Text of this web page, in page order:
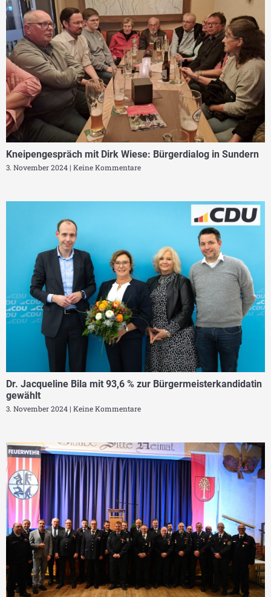
Kneipengespräch mit Dirk Wiese: Bürgerdialog in Sundern
3. November 2024 Keine Kommentare
Dr. Jacqueline Bila mit 93,6 % zur Bürgermeisterkandidatin
gewählt
3. November 2024 Keine Kommentare